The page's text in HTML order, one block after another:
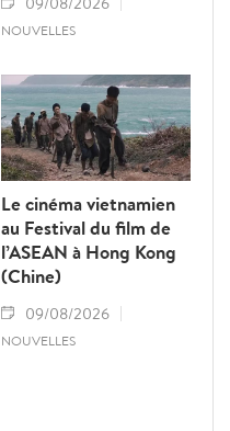
NOUVELLES
Le cinéma vietnamien
au Festival du film de
l’ASEAN à Hong Kong
(Chine)
09/08/2026
NOUVELLES